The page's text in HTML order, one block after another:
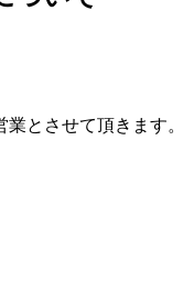
とさせて頂きます。